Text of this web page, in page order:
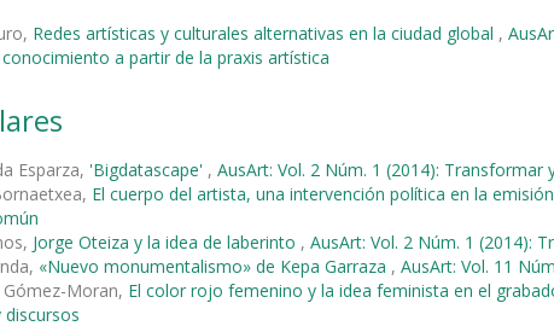
Redes artísticas y culturales alternativas en la ciudad global ,
a partir de la praxis artística
Esparza, 'Bigdatascape' , AusArt: Vol. 2 Núm. 1 (2014): Transformar
El cuerpo del artista, una intervención política en la
Jorge Oteiza y la idea de laberinto , AusArt: Vol. 2 Núm. 1 (2014):
«Nuevo monumentalismo» de Kepa Garraza , AusArt: Vol. 11
Moran, El color rojo femenino y la idea feminista en el
discursos